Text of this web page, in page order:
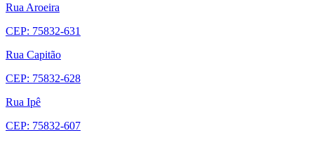
Rua Aroeira
CEP: 75832-631
Rua Capitão
CEP: 75832-628
Rua Ipê
CEP: 75832-607